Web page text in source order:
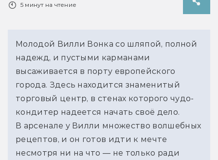
5 минут на чтение
Молодой Вилли Вонка со шляпой, полной
надежд, и пустыми карманами
высаживается в порту европейского
города. Здесь находится знаменитый
торговый центр, в стенах которого чудо-
кондитер надеется начать своё дело.
В арсенале у Вилли множество волшебных
рецептов, и он готов идти к мечте
несмотря ни на что — не только ради